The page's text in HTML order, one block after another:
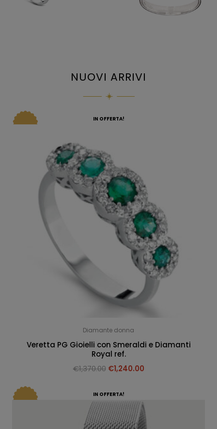
NUOVI ARRIVI
IN OFFERTA!
Diamante donna
Veretta PG Gioielli con Smeraldi e Diamanti
Royal ref.
€1,370.00 €1,240.00
IN OFFERTA!